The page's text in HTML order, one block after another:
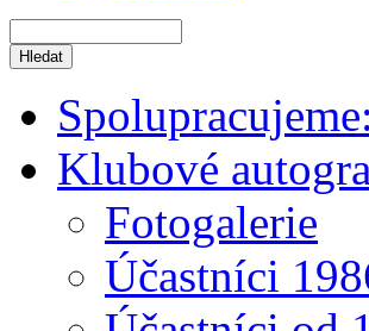
Klubové
Fotogalerie
Účastníci